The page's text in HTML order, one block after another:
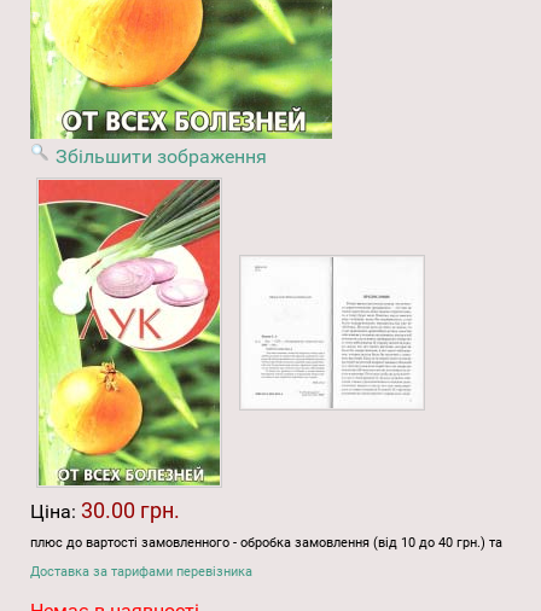
Збільшити зображення
Ціна: 30.00 грн.
плюс до вартості замовленного - обробка замовлення (від 10 до 40 грн.) та
Доставка за тарифами перевізника